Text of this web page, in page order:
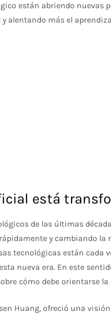
están abriendo nuevas
alentando más el
está
de las últimas
y cambiando la
tecnológicas están cada
nueva era. En este
cómo debe orientarse la
Huang, ofreció una